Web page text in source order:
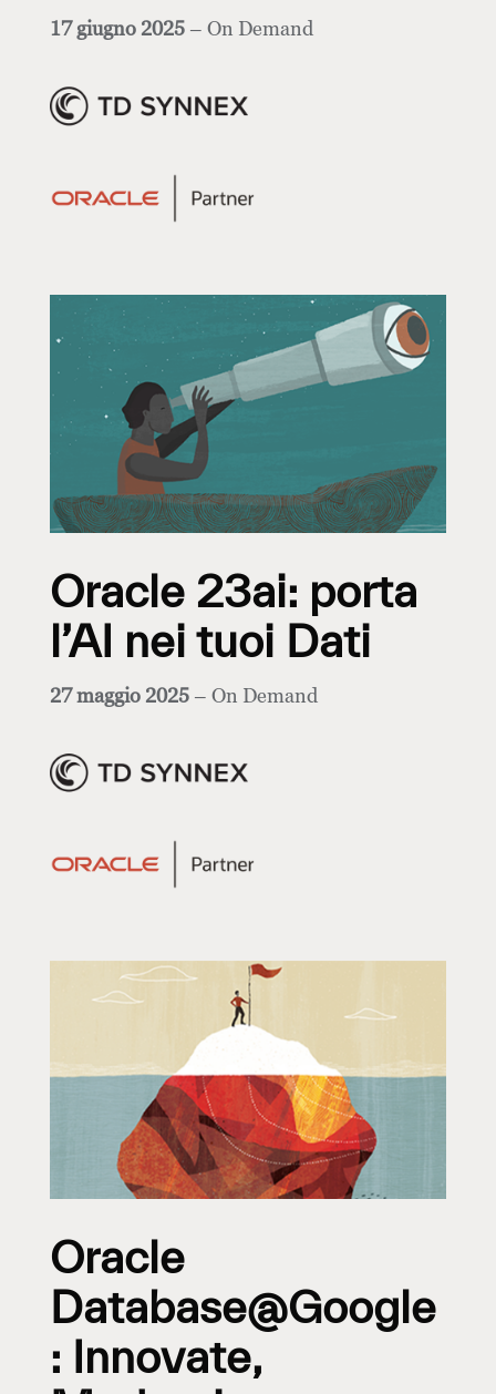
17 giugno 2025– On Demand
Oracle 23ai: porta
l’AI nei tuoi Dati
27 maggio 2025– On Demand
Oracle
Database@Google
: Innovate,